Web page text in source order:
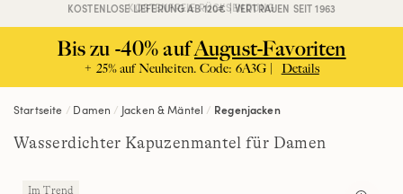
KOSTENLOSE LIEFERUNG AB 120€ | VERTRAUEN SEIT 1963
KOSTENFREIE RÜCKSENDUNG
Bis zu -40% aufAugust-Favoriten
+ 25% auf Neuheiten. Code: 6A3G | Details
Startseite Damen Jacken & Mäntel Regenjacken
Wasserdichter Kapuzenmantel für Damen